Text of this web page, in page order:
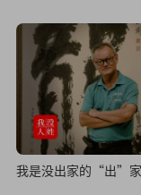
我是没出家的“出”